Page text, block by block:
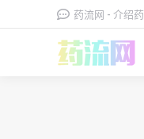
药流网 - 介绍